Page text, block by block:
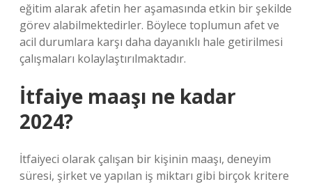
eğitim alarak afetin her aşamasında etkin bir şekilde
görev alabilmektedirler. Böylece toplumun afet ve
acil durumlara karşı daha dayanıklı hale getirilmesi
çalışmaları kolaylaştırılmaktadır.
İtfaiye maaşı ne kadar
2024?
İtfaiyeci olarak çalışan bir kişinin maaşı, deneyim
süresi, şirket ve yapılan iş miktarı gibi birçok kritere